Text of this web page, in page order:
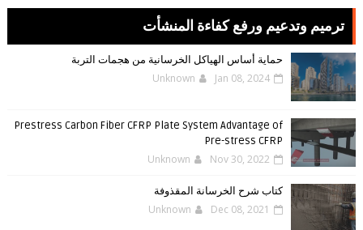
ترميم وتدعيم ورفع كفاءة المنشأت
حماية أساس الهياكل الخرسانية من هجمات التربة
Unknown Jan 08, 2024
Prestress Carbon Fiber CFRP Plate System Advantage of
Pre-stress CFRP
Unknown Nov 30, 2022
كتاب شرح الخرسانة المقذوفة
Unknown Dec 08, 2021